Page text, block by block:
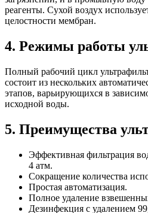
реагенты. Сухой воздух
целостности мембран.
4. Режимы работы
Полный рабочий цикл
состоит из нескольких
этапов, варьирующихся в
исходной воды.
5. Преимущества
Эффективная фильтрация
4 атм.
Сокращение количества
Простая автоматизация.
Полное удаление
Дезинфекция с удалением